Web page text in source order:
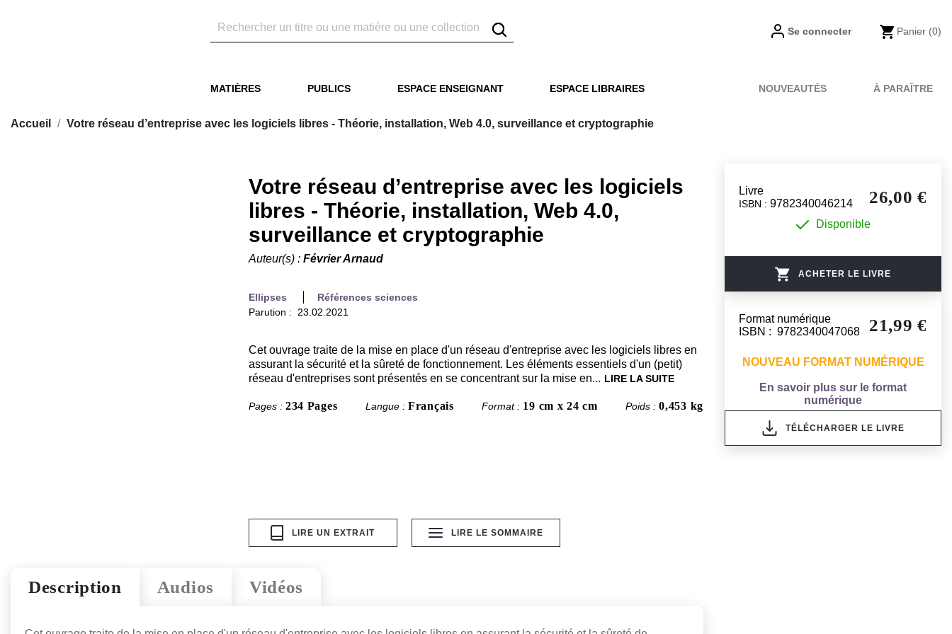
Se connecter Panier (0)
MATIÈRES PUBLICS ESPACE ENSEIGNANT ESPACE LIBRAIRES NOUVEAUTÉS À PARAÎTRE
Accueil Votre réseau d’entreprise avec les logiciels libres - Théorie, installation, Web 4.0, surveillance et cryptographie
Votre réseau d’entreprise avec les logiciels
libres - Théorie, installation, Web 4.0,
surveillance et cryptographie
Auteur(s) : Février Arnaud
Ellipses
Références sciences
Parution : 23.02.2021
Cet ouvrage traite de la mise en place d'un réseau d'entreprise avec les logiciels libres en
assurant la sécurité et la sûreté de fonctionnement. Les éléments essentiels d'un (petit)
réseau d'entreprises sont présentés en se concentrant sur la mise en... LIRE LA SUITE
Pages : 234 Pages Langue :Français Format : 19 cm x 24 cm Poids :0,453 kg
LIRE UN EXTRAIT LIRE LE SOMMAIRE
Vidéos
Audios
Description
Livre
ISBN : 9782340046214 26,00 €
Disponible
ACHETER LE LIVRE
Format numérique
ISBN : 9782340047068
21,99 €
NOUVEAU FORMAT NUMÉRIQUE
En savoir plus sur le format
numérique
TÉLÉCHARGER LE LIVRE